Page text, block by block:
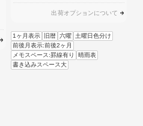
出荷オプションについて
1ヶ月表示 旧暦 六曜 土曜日色分け
前後月表示:前後2ヶ月
メモスペース:罫線有り
晴雨表
書き込みスペース大